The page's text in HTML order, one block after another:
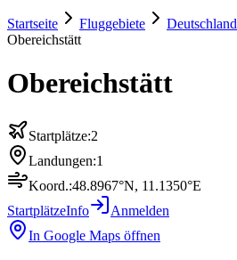
Startseite Fluggebiete Deutschland
Obereichstätt
Obereichstätt
Startplätze:2
Landungen:1
Koord.:48.8967°N, 11.1350°E
StartplätzeInfo
Anmelden
In Google Maps öffnen